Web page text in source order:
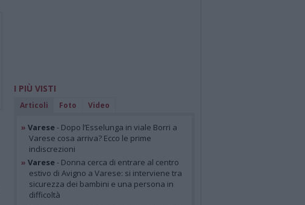
I PIÙ VISTI
Articoli Foto Video
» Varese- Dopo l’Esselunga in viale Borri a
Varese cosa arriva? Ecco le prime
indiscrezioni
» Varese- Donna cerca di entrare al centro
estivo di Avigno a Varese: si interviene tra
sicurezza dei bambini e una persona in
difficoltà